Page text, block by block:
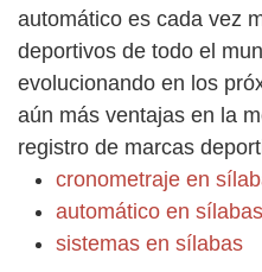
automático es cada vez
deportivos de todo el
evolucionando en los
aún más ventajas en la
registro de marcas
cronometraje en
automático en sílabas
sistemas en sílabas